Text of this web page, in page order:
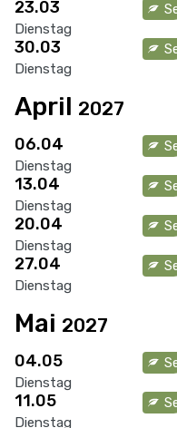
23.03
Dienstag
30.03
Dienstag
April 2027
06.04
Dienstag
13.04
Dienstag
20.04
Dienstag
27.04
Dienstag
Mai 2027
04.05
Dienstag
11.05
Dienstag